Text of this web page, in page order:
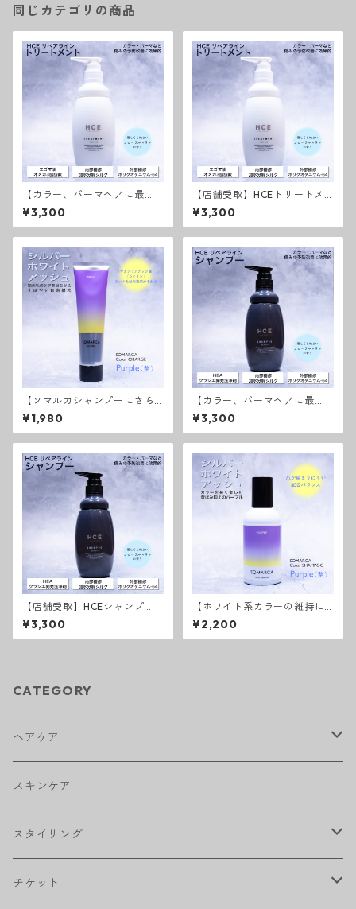
同じカテゴリの商品
【カラー、パーマヘアに最
適】HCEトリートメント リ
ペアライン
¥3,300
【店舗受取】HCEトリートメ
ント リペアライン
¥3,300
【ソマルカシャンプーにさら
に色素補充】ソマルカ カラ
ーチャージパープル
¥1,980
【カラー、パーマヘアに最
適】HCEシャンプー リペア
ライン
¥3,300
【店舗受取】HCEシャンプ
ー リペアライン
¥3,300
【ホワイト系カラーの維持に
はこれ！】ソマルカ カラー
シャンプーパープル
¥2,200
CATEGORY
ヘアケア
アウトバストリートメント
シャンプー
トリートメント
スキンケア
スタイリング
ワックス
チケット